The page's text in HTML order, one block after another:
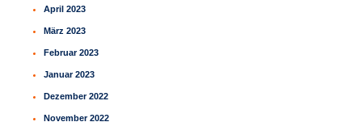
April 2023
März 2023
Februar 2023
Januar 2023
Dezember 2022
November 2022